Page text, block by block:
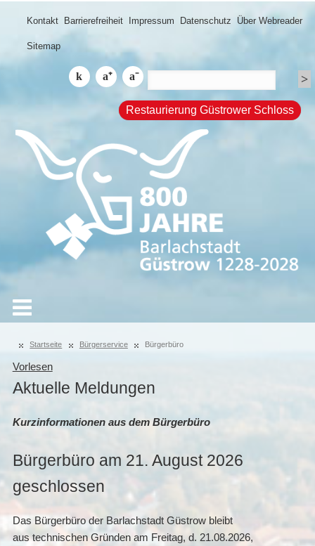
Kontakt Barrierefreiheit Impressum Datenschutz Über Webreader
Sitemap
Restaurierung Güstrower Schloss
Startseite Bürgerservice Bürgerbüro
Vorlesen
Aktuelle Meldungen
Kurzinformationen aus dem Bürgerbüro
Bürgerbüro am 21. August 2026
geschlossen
Das Bürgerbüro der Barlachstadt Güstrow bleibt
aus technischen Gründen am Freitag, d. 21.08.2026,